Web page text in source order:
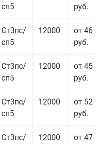
сп5
руб.
Ст3пс/
сп5
12000
от 46
руб.
Ст3пс/
сп5
12000
от 45
руб.
Ст3пс/
сп5
12000
от 52
руб.
Ст3пс/
12000
от 47